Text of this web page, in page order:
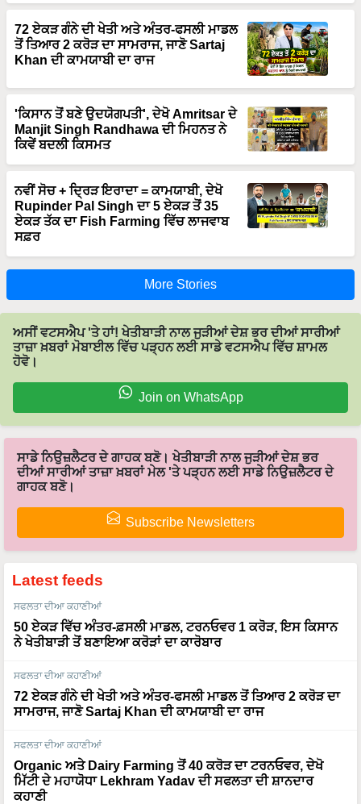
72 ਏਕੜ ਗੰਨੇ ਦੀ ਖੇਤੀ ਅਤੇ ਅੰਤਰ-ਫਸਲੀ ਮਾਡਲ
ਤੋਂ ਤਿਆਰ 2 ਕਰੋੜ ਦਾ ਸਾਮਰਾਜ, ਜਾਣੋ Sartaj
Khan ਦੀ ਕਾਮਯਾਬੀ ਦਾ ਰਾਜ
'ਕਿਸਾਨ ਤੋਂ ਬਣੇ ਉਦਯੋਗਪਤੀ', ਦੇਖੋ Amritsar ਦੇ
Manjit Singh Randhawa ਦੀ ਮਿਹਨਤ ਨੇ
ਕਿਵੇਂ ਬਦਲੀ ਕਿਸਮਤ
ਨਵੀਂ ਸੋਚ + ਦ੍ਰਿੜ ਇਰਾਦਾ = ਕਾਮਯਾਬੀ, ਦੇਖੋ
Rupinder Pal Singh ਦਾ 5 ਏਕੜ ਤੋਂ 35
ਏਕੜ ਤੱਕ ਦਾ Fish Farming ਵਿੱਚ ਲਾਜਵਾਬ
ਸਫ਼ਰ
More Stories
ਅਸੀਂ ਵਟਸਐਪ 'ਤੇ ਹਾਂ! ਖੇਤੀਬਾੜੀ ਨਾਲ ਜੁੜੀਆਂ ਦੇਸ਼ ਭਰ ਦੀਆਂ ਸਾਰੀਆਂ
ਤਾਜ਼ਾ ਖ਼ਬਰਾਂ ਮੋਬਾਈਲ ਵਿੱਚ ਪੜ੍ਹਨ ਲਈ ਸਾਡੇ ਵਟਸਐਪ ਵਿੱਚ ਸ਼ਾਮਲ
ਹੋਵੋ।
Join on WhatsApp
ਸਾਡੇ ਨਿਉਜ਼ਲੈਟਰ ਦੇ ਗਾਹਕ ਬਣੋ। ਖੇਤੀਬਾੜੀ ਨਾਲ ਜੁੜੀਆਂ ਦੇਸ਼ ਭਰ
ਦੀਆਂ ਸਾਰੀਆਂ ਤਾਜ਼ਾ ਖ਼ਬਰਾਂ ਮੇਲ 'ਤੇ ਪੜ੍ਹਨ ਲਈ ਸਾਡੇ ਨਿਉਜ਼ਲੈਟਰ ਦੇ
ਗਾਹਕ ਬਣੋ।
Subscribe Newsletters
Latest feeds
ਸਫਲਤਾ ਦੀਆ ਕਹਾਣੀਆਂ
50 ਏਕੜ ਵਿੱਚ ਅੰਤਰ-ਫ਼ਸਲੀ ਮਾਡਲ, ਟਰਨਓਵਰ 1 ਕਰੋੜ, ਇਸ ਕਿਸਾਨ
ਨੇ ਖੇਤੀਬਾੜੀ ਤੋਂ ਬਣਾਇਆ ਕਰੋੜਾਂ ਦਾ ਕਾਰੋਬਾਰ
ਸਫਲਤਾ ਦੀਆ ਕਹਾਣੀਆਂ
72 ਏਕੜ ਗੰਨੇ ਦੀ ਖੇਤੀ ਅਤੇ ਅੰਤਰ-ਫਸਲੀ ਮਾਡਲ ਤੋਂ ਤਿਆਰ 2 ਕਰੋੜ ਦਾ
ਸਾਮਰਾਜ, ਜਾਣੋ Sartaj Khan ਦੀ ਕਾਮਯਾਬੀ ਦਾ ਰਾਜ
ਸਫਲਤਾ ਦੀਆ ਕਹਾਣੀਆਂ
Organic ਅਤੇ Dairy Farming ਤੋਂ 40 ਕਰੋੜ ਦਾ ਟਰਨਓਵਰ, ਦੇਖੋ
ਮਿੱਟੀ ਦੇ ਮਹਾਯੋਧਾ Lekhram Yadav ਦੀ ਸਫਲਤਾ ਦੀ ਸ਼ਾਨਦਾਰ
ਕਹਾਣੀ